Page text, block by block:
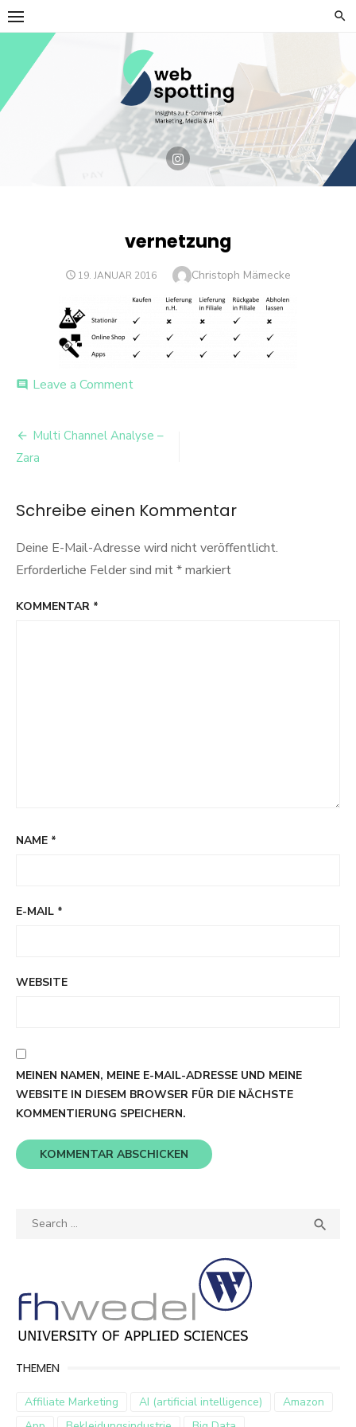
Skip
to
content
vernetzung
POSTED
19. JANUAR 2016 Author
Christoph Mämecke
comment Leave a Commenton
Beitrags-
Navigation
Multi Channel Analyse –
Zara
Schreibe einen Kommentar
Deine E-Mail-Adresse wird nicht veröffentlicht.
Erforderliche Felder sind mit*markiert
KOMMENTAR *
NAME *
E-MAIL *
WEBSITE
MEINEN NAMEN, MEINE E-MAIL-ADRESSE UND MEINE
WEBSITE IN DIESEM BROWSER FÜR DIE NÄCHSTE
KOMMENTIERUNG SPEICHERN.
Search

THEMEN
Affiliate Marketing AI (artificial intelligence)
Amazon